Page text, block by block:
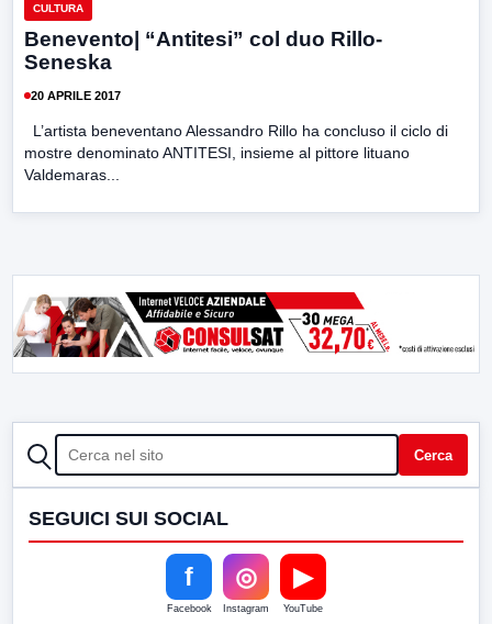
CULTURA
Benevento| “Antitesi” col duo Rillo-
Seneska
20 APRILE 2017
L’artista beneventano Alessandro Rillo ha concluso il ciclo di
mostre denominato ANTITESI, insieme al pittore lituano
Valdemaras...
CERCA Cerca
SEGUICI SUI SOCIAL
f
Facebook
◎
Instagram
▶
YouTube